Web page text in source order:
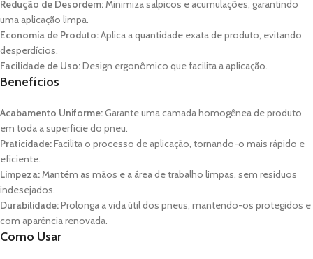
Redução de Desordem:Minimiza salpicos e acumulações, garantindo
uma aplicação limpa.
Economia de Produto:Aplica a quantidade exata de produto, evitando
desperdícios.
Facilidade de Uso:Design ergonômico que facilita a aplicação.
Benefícios
Acabamento Uniforme:Garante uma camada homogênea de produto
em toda a superfície do pneu.
Praticidade:Facilita o processo de aplicação, tornando-o mais rápido e
eficiente.
Limpeza:Mantém as mãos e a área de trabalho limpas, sem resíduos
indesejados.
Durabilidade:Prolonga a vida útil dos pneus, mantendo-os protegidos e
com aparência renovada.
Como Usar